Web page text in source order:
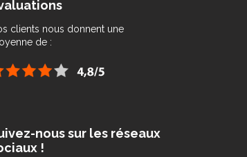
clients nous donnent une
de :
nous sur les réseaux
!